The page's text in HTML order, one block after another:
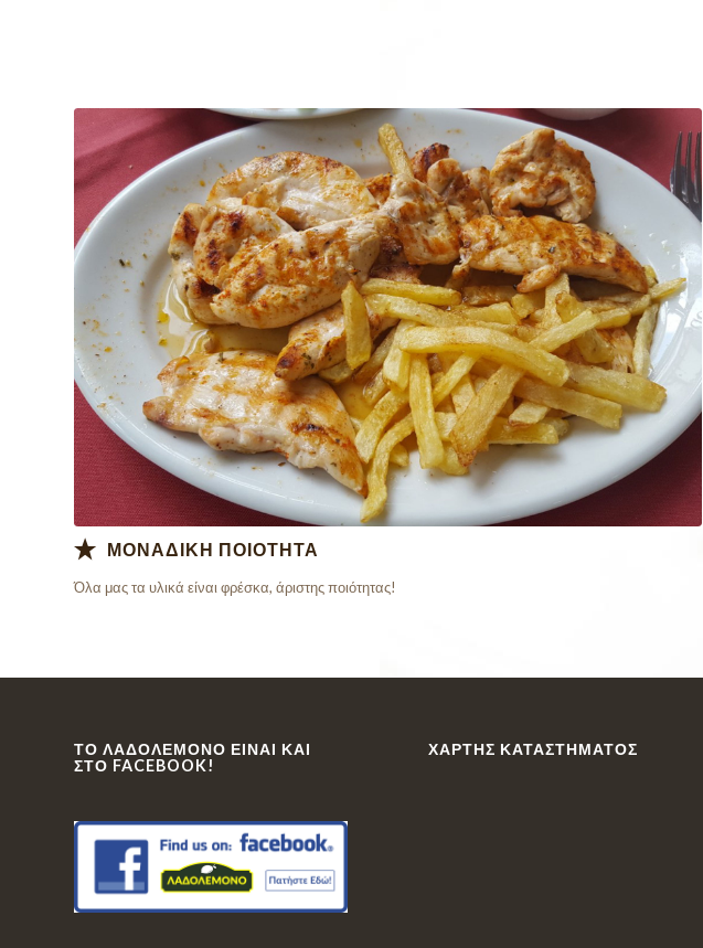
ΜΟΝΑΔΙΚΗ ΠΟΙΟΤΗΤΑ
Όλα μας τα υλικά είναι φρέσκα, άριστης ποιότητας!
ΤΟ ΛΑΔΟΛΈΜΟΝΟ ΕΊΝΑΙ ΚΑΙ
ΣΤΟ FACEBOOK!
ΧΆΡΤΗΣ ΚΑΤΑΣΤΉΜΑΤΟΣ